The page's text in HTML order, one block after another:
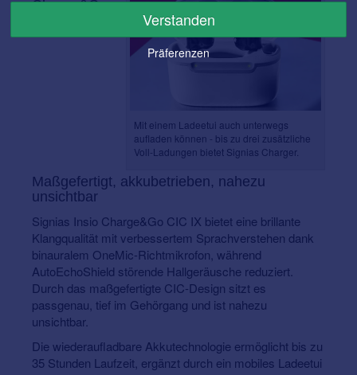
Mit einem Ladeetui auch unterwegs
aufladen können - bis zu drei zusätzliche
Voll-Ladungen bietet Signias Charger.
Charge&Go
Maßgefertigt, akkubetrieben, nahezu
unsichtbar
Signias Insio Charge&Go CIC IX bietet eine brillante
Klangqualität mit verbessertem Sprachverstehen dank
binauralem OneMic-Richtmikrofon, während
AutoEchoShield störende Hallgeräusche reduziert.
Durch das maßgefertigte CIC-Design sitzt es
passgenau, tief im Gehörgang und ist nahezu
unsichtbar.
Die wiederaufladbare Akkutechnologie ermöglicht bis zu
35 Stunden Laufzeit, ergänzt durch ein mobiles Ladeetui
Verstanden
Präferenzen